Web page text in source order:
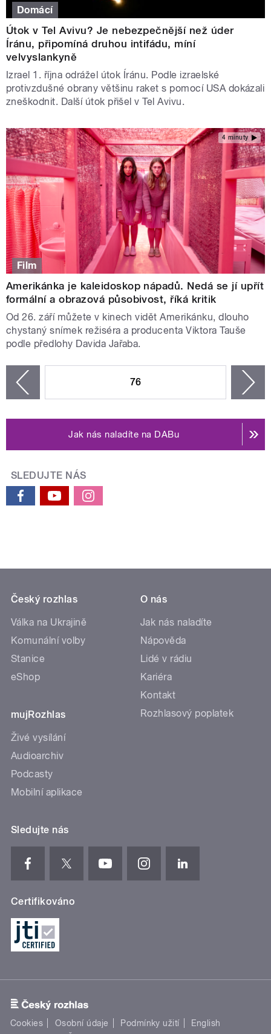
Domácí
Útok v Tel Avivu? Je nebezpečnější než úder
Íránu, připomíná druhou intifádu, míní
velvyslankyně
Izrael 1. října odrážel útok Íránu. Podle izraelské
protivzdušné obrany většinu raket s pomocí USA dokázali
zneškodnit. Další útok přišel v Tel Avivu.
4 minuty
Film
Amerikánka je kaleidoskop nápadů. Nedá se jí upřít
formální a obrazová působivost, říká kritik
Od 26. září můžete v kinech vidět Amerikánku, dlouho
chystaný snímek režiséra a producenta Viktora Tauše
podle předlohy Davida Jařaba.
76
Jak nás naladíte na DABu
SLEDUJTE NÁS
Český rozhlas
Válka na Ukrajině
Komunální volby
Stanice
eShop
mujRozhlas
Živé vysílání
Audioarchiv
Podcasty
Mobilní aplikace
O nás
Jak nás naladíte
Nápověda
Lidé v rádiu
Kariéra
Kontakt
Rozhlasový poplatek
Sledujte nás
Certifikováno
Cookies Osobní údaje Podmínky užití
English